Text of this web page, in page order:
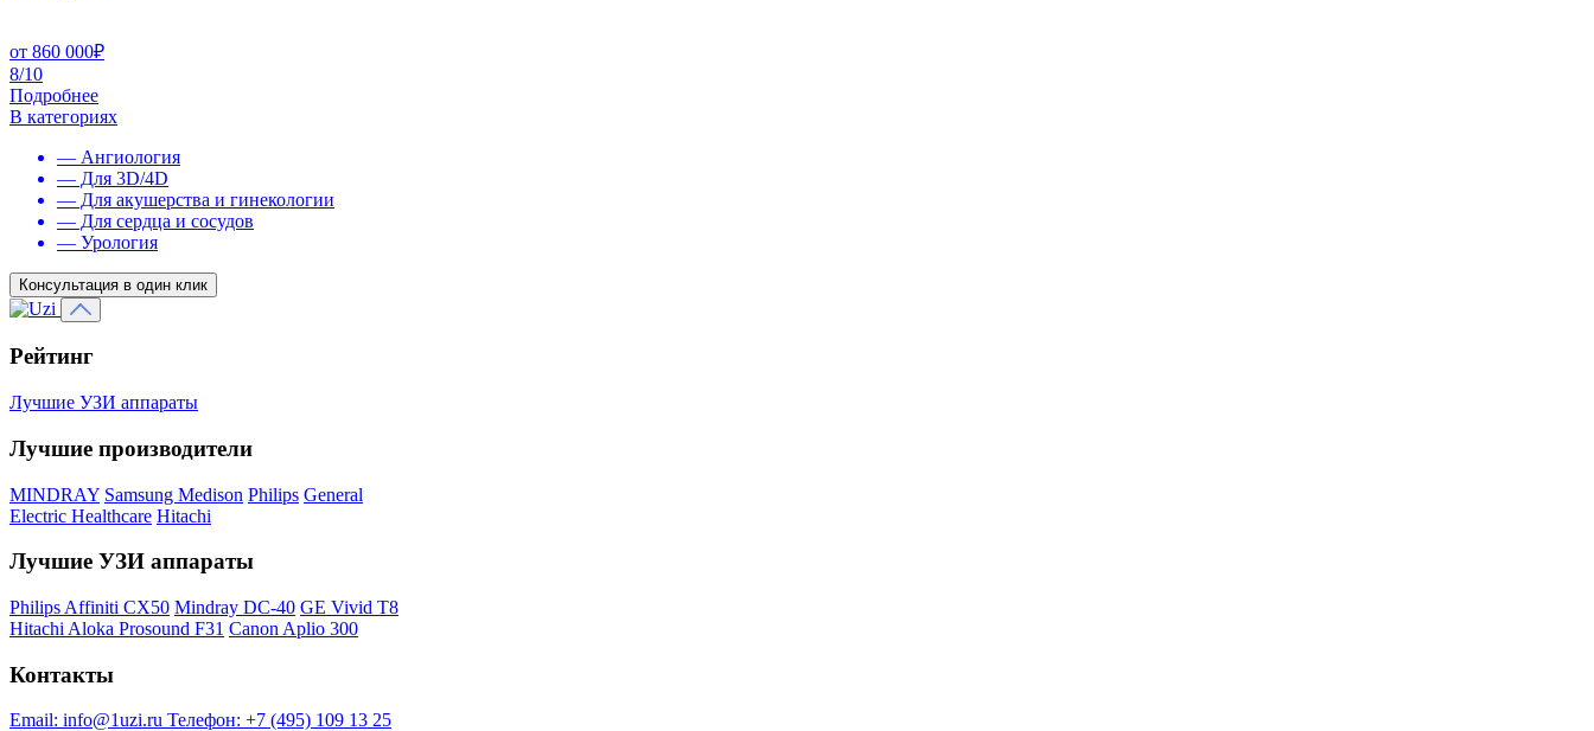
от 860 000₽
8/10
Подробнее
В категориях
— Ангиология
— Для 3D/4D
— Для акушерства и гинекологии
— Для сердца и сосудов
— Урология
Консультация в один клик
Рейтинг
Лучшие УЗИ аппараты
Лучшие производители
MINDRAY Samsung Medison Philips General
Electric Healthcare Hitachi
Лучшие УЗИ аппараты
Philips Affiniti CX50 Mindray DC-40 GE Vivid T8
Hitachi Aloka Prosound F31 Canon Aplio 300
Контакты
Email: info@1uzi.ru Телефон: +7 (495) 109 13 25